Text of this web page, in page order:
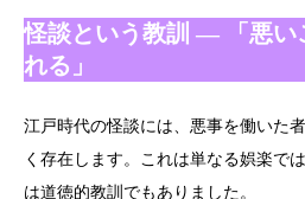
怪談という教訓 ― 「悪い
れる」
江戸時代の怪談には、悪事を働いた
く存在します。これは単なる娯楽で
は道徳的教訓でもありました。